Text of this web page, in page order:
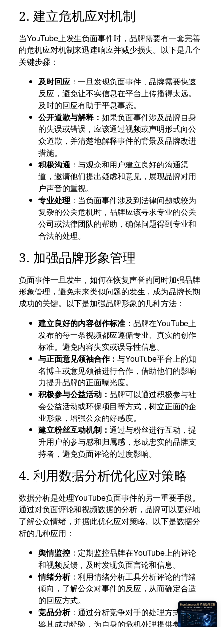
2. 建立危机应对机制
当YouTube上发生负面事件时，品牌需要有一套完善
的危机应对机制来迅速响应并减少损失。以下是几个
关键步骤：
及时回应：一旦发现负面事件，品牌需要快速
反应，避免让不实信息在平台上传播得太远。
及时的回应有助于平息事态。
公开道歉与解释：如果负面事件涉及品牌自身
的失误或错误，应该通过视频或声明形式向公
众道歉，并清楚地解释事件的背景及品牌改进
措施。
积极沟通：与观众和用户建立良好的沟通渠
道，邀请他们提出疑虑和意见，展现品牌对用
户声音的重视。
专业处理： 当负面事件涉及到法律问题或较为
复杂的公关危机时，品牌应该寻求专业的公关
公司或法律团队的帮助，确保问题得到专业和
合法的处理。
3. 加强品牌形象管理
负面事件一旦发生，如何在恢复声誉的同时加强品牌
形象管理，避免未来类似问题的发生，成为品牌长期
成功的关键。以下是加强品牌形象的几种方法：
建立良好的内容创作标准：品牌在YouTube上
发布的每一条视频都应遵循专业、真实的创作
标准。避免内容失实或误导性信息。
与正面意见领袖合作：与YouTube平台上的知
名博主或意见领袖进行合作，借助他们的影响
力提升品牌的正面曝光度。
积极参与公益活动：品牌可以通过积极参与社
会公益活动或环保项目等方式，树立正面的企
业形象，增强公众的好感度。
建立粉丝互动机制：通过与粉丝进行互动，提
升用户的参与感和归属感，形成忠实的品牌支
持者，避免负面评论的过度影响。
4. 利用数据分析优化应对策略
数据分析是处理YouTube负面事件的另一重要手段。
通过对负面评论和视频数据的分析，品牌可以更好地
了解公众情绪，并据此优化应对策略。以下是数据分
析的几种应用：
舆情监控： 定期监控品牌在YouTube上的评论
和视频反馈，及时发现负面言论和信息。
情绪分析：利用情绪分析工具分析评论的情绪
倾向，了解公众对事件的反应，从而确定合适
的回应方式。
竞品分析：通过分析竞争对手的处理方式，借
鉴其成功经验，为自身的危机处理提供参考。